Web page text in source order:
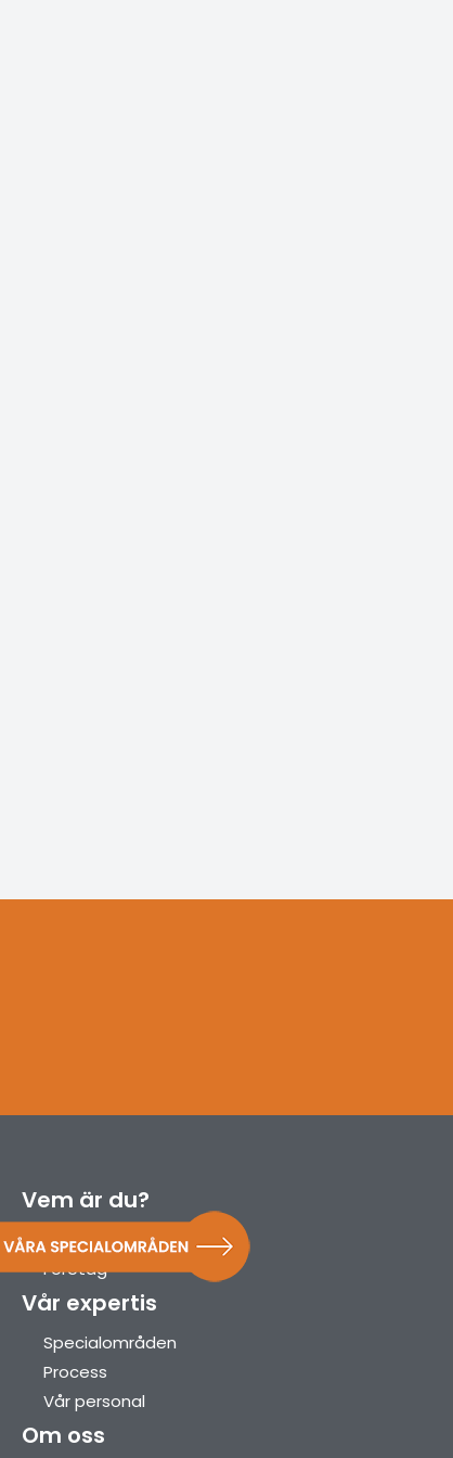
Vem är du?
Privatperson
Företag
Vår expertis
Specialområden
Process
Vår personal
Om oss